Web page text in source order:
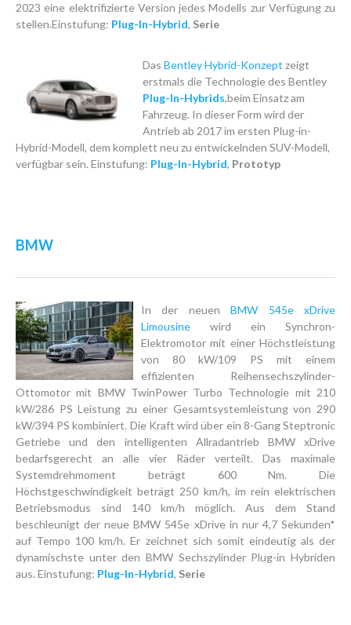
2023 eine elektrifizierte Version jedes Modells zur Verfügung zu
stellen.Einstufung: Plug-In-Hybrid, Serie
Das Bentley Hybrid-Konzept zeigt
erstmals die Technologie des Bentley
Plug-In-Hybrids,beim Einsatz am
Fahrzeug. In dieser Form wird der
Antrieb ab 2017 im ersten Plug-in-
Hybrid-Modell, dem komplett neu zu entwickelnden SUV-Modell,
verfügbar sein. Einstufung: Plug-In-Hybrid, Prototyp
BMW
In der neuenBMW 545e xDrive
Limousine wird ein Synchron-
Elektromotor mit einer Höchstleistung
von 80 kW/109 PS mit einem
effizienten Reihensechszylinder-
Ottomotor mit BMW TwinPower Turbo Technologie mit 210
kW/286 PS Leistung zu einer Gesamtsystemleistung von 290
kW/394 PS kombiniert. Die Kraft wird über ein 8-Gang Steptronic
Getriebe und den intelligenten Allradantrieb BMW xDrive
bedarfsgerecht an alle vier Räder verteilt. Das maximale
Systemdrehmoment beträgt 600 Nm. Die
Höchstgeschwindigkeit beträgt 250 km/h, im rein elektrischen
Betriebsmodus sind 140 km/h möglich. Aus dem Stand
beschleunigt der neue BMW 545e xDrive in nur 4,7 Sekunden*
auf Tempo 100 km/h. Er zeichnet sich somit eindeutig als der
dynamischste unter den BMW Sechszylinder Plug-in Hybriden
aus. Einstufung: Plug-In-Hybrid, Serie